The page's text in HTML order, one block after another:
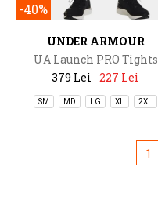
-40%
UNDER ARMOUR
UA Launch PRO Tights
379 Lei 227 Lei
SM MD LG XL 2XL
1